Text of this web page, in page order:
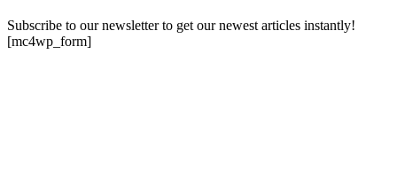
Subscribe to our newsletter to get our newest articles instantly!
[mc4wp_form]